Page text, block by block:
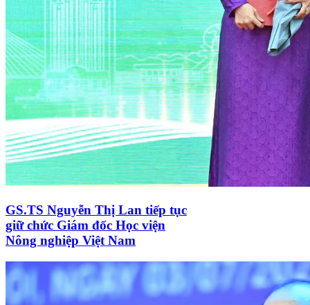
GS.TS Nguyễn Thị Lan tiếp tục
giữ chức Giám đốc Học viện
Nông nghiệp Việt Nam